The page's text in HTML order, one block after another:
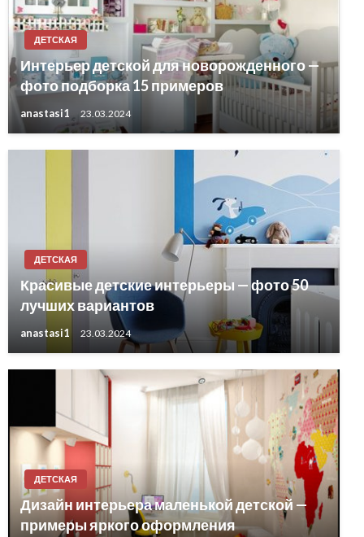
ДЕТСКАЯ
Интерьер детской для новорожденного —
фото подборка 15 примеров
anastasi1 23.03.2024
ДЕТСКАЯ
Красивые детские интерьеры — фото 50
лучших вариантов
anastasi1 23.03.2024
ДЕТСКАЯ
Дизайн интерьера маленькой детской —
примеры яркого оформления